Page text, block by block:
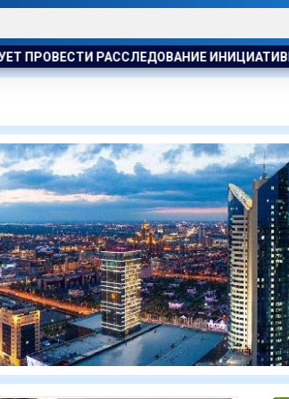
ФИФА ПО ПРОДАЖЕ КОММЕРЧЕСКИХ